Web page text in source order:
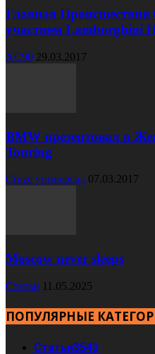
Главная Происшествия
участием Lamborghini
XC90 29.03.2017
BMW презентовал в
Touring
Cruze универсал 07.03.2017
Moscow never sleeps
Статьи 11.05.2025
ПОПУЛЯРНЫЕ
Статьи3543